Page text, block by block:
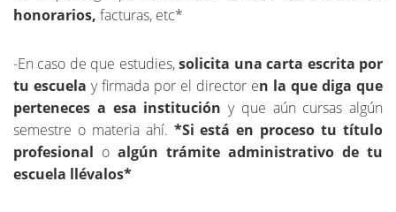
honorarios, facturas, etc*
-En caso de que estudies,solicita una carta escrita por
tu escuela y firmada por el director en la que diga que
perteneces a esa institución y que aún cursas algún
semestre o materia ahí. *Si está en proceso tu título
profesional o algún trámite administrativo de tu
escuela llévalos*